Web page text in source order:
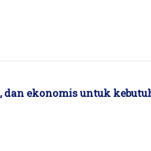
dan ekonomis untuk